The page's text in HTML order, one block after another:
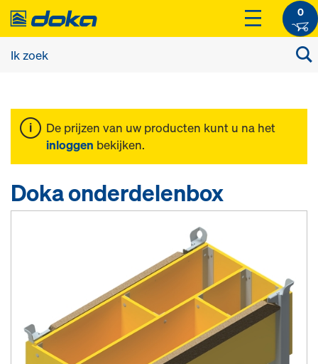
0
De prijzen van uw producten kunt u na het
inloggen bekijken.
Doka onderdelenbox